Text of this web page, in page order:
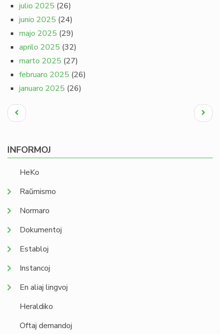
julio 2025 (26)
junio 2025 (24)
majo 2025 (29)
aprilo 2025 (32)
marto 2025 (27)
februaro 2025 (26)
januaro 2025 (26)
Pagination
Antaŭa
paĝo
Next
page
INFORMOJ
HeKo
Raŭmismo
Normaro
Dokumentoj
Establoj
Instancoj
En aliaj lingvoj
Heraldiko
Oftaj demandoj